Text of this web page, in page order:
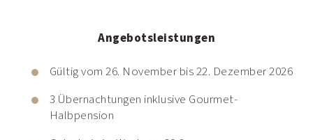
Angebotsleistungen
Gültig vom 26. November bis 22. Dezember 2026
3 Übernachtungen inklusive Gourmet-
Halbpension